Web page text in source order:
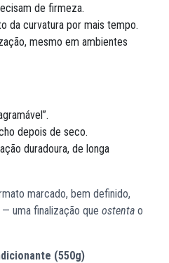
de firmeza.
da curvatura por mais tempo.
mesmo em ambientes
depois de seco.
duradoura, de longa
marcado, bem definido,
uma finalização que ostenta o
(550g)